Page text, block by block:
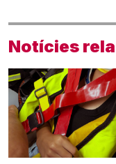
Notícies